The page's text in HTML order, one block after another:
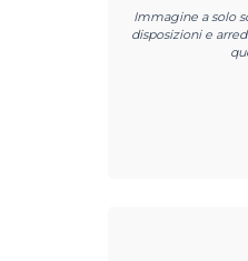
Immagine a solo
disposizioni e